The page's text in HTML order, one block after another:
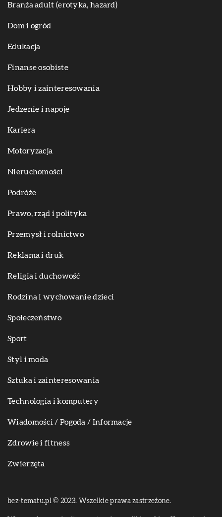
Branża adult (erotyka, hazard)
Dom i ogród
Edukacja
Finanse osobiste
Hobby i zainteresowania
Jedzenie i napoje
Kariera
Motoryzacja
Nieruchomości
Podróże
Prawo, rząd i polityka
Przemysł i rolnictwo
Reklama i druk
Religia i duchowość
Rodzina i wychowanie dzieci
Społeczeństwo
Sport
Styl i moda
Sztuka i zainteresowania
Technologia i komputery
Wiadomości / Pogoda / Informacje
Zdrowie i fitness
Zwierzęta
bez-tematu.pl © 2023. Wszelkie prawa zastrzeżone.